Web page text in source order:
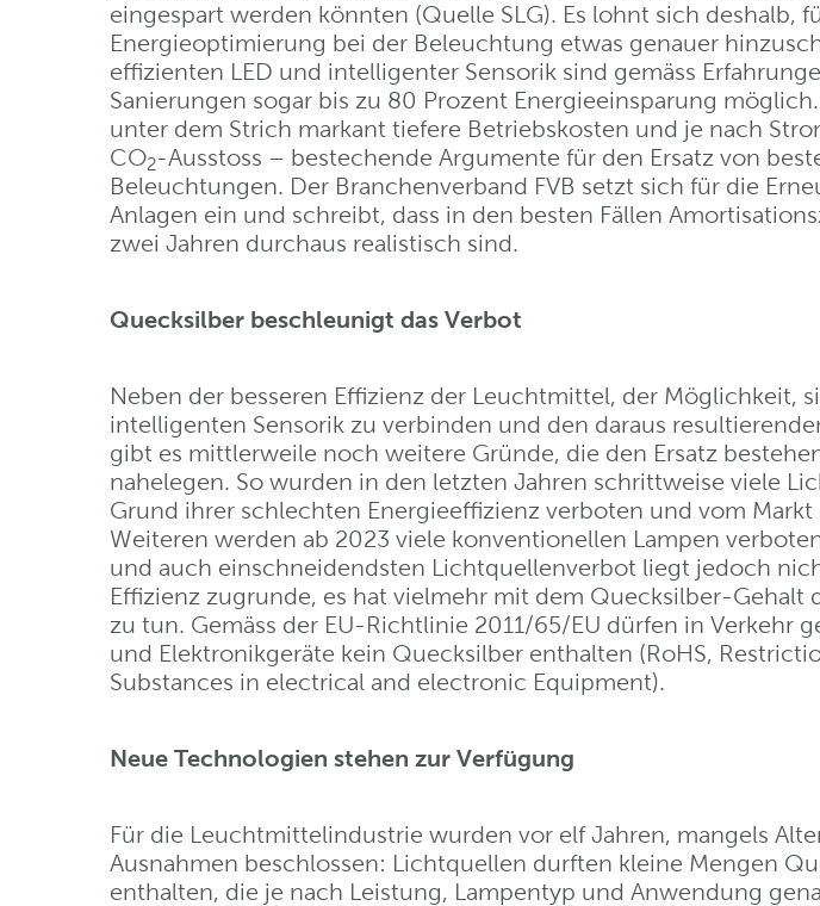
eingespart werden könnten (Quelle SLG). Es lohnt sich deshalb,
Energieoptimierung bei der Beleuchtung etwas genauer
effizienten LED und intelligenter Sensorik sind gemäss
Sanierungen sogar bis zu 80 Prozent Energieeinsparung
unter dem Strich markant tiefere Betriebskosten und je nach
CO2-Ausstoss – bestechende Argumente für den Ersatz von
Beleuchtungen. Der Branchenverband FVB setzt sich für die
Anlagen ein und schreibt, dass in den besten Fällen
zwei Jahren durchaus realistisch sind.
Quecksilber beschleunigt das Verbot
Neben der besseren Effizienz der Leuchtmittel, der Möglichkeit,
intelligenten Sensorik zu verbinden und den daraus
gibt es mittlerweile noch weitere Gründe, die den Ersatz
nahelegen. So wurden in den letzten Jahren schrittweise viele
Grund ihrer schlechten Energieeffizienz verboten und vom Markt
Weiteren werden ab 2023 viele konventionellen Lampen
und auch einschneidendsten Lichtquellenverbot liegt jedoch
Effizienz zugrunde, es hat vielmehr mit dem Quecksilber-Gehalt
zu tun. Gemäss der EU-Richtlinie 2011/65/EU dürfen in Verkehr
und Elektronikgeräte kein Quecksilber enthalten (RoHS,
Substances in electrical and electronic Equipment).
Neue Technologien stehen zur Verfügung
Für die Leuchtmittelindustrie wurden vor elf Jahren, mangels
Ausnahmen beschlossen: Lichtquellen durften kleine Mengen
enthalten, die je nach Leistung, Lampentyp und Anwendung